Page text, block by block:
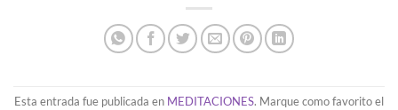
Esta entrada fue publicada en MEDITACIONES. Marque como favorito el